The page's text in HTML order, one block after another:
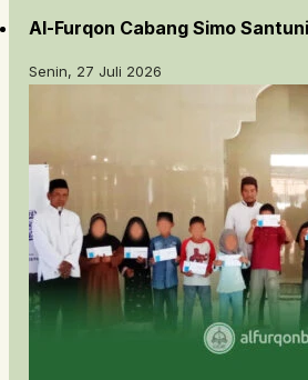
Al-Furqon Cabang Simo
Senin, 27 Juli 2026